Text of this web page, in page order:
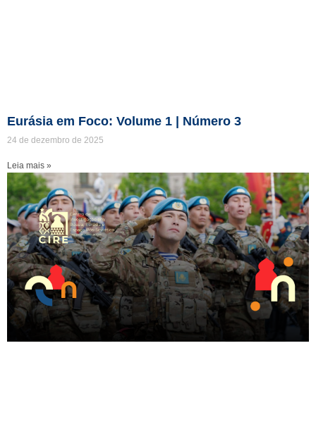
Eurásia em Foco: Volume 1 | Número 3
24 de dezembro de 2025
Leia mais »